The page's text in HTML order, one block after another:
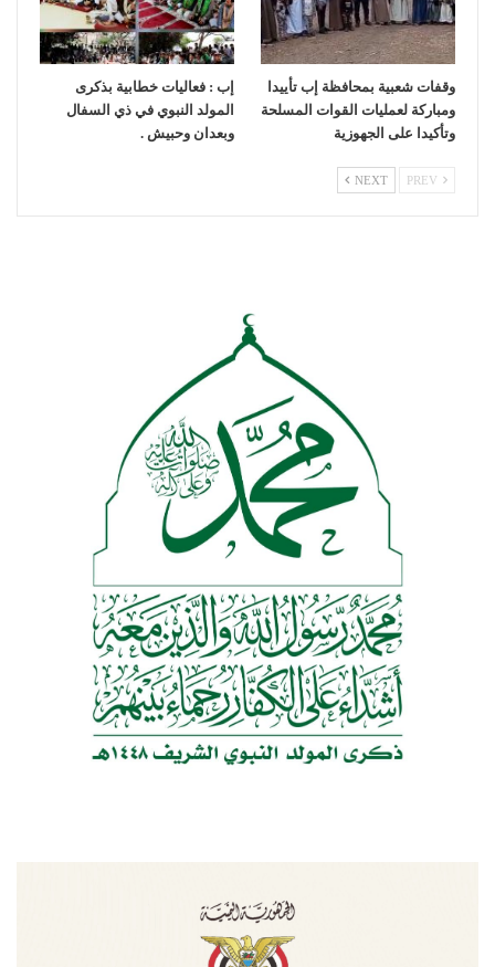
وقفات شعبية بمحافظة إب تأييدا
ومباركة لعمليات القوات المسلحة
وتأكيدا على الجهوزية
إب : فعاليات خطابية بذكرى
المولد النبوي في ذي السفال
وبعدان وحبيش .
NEXT